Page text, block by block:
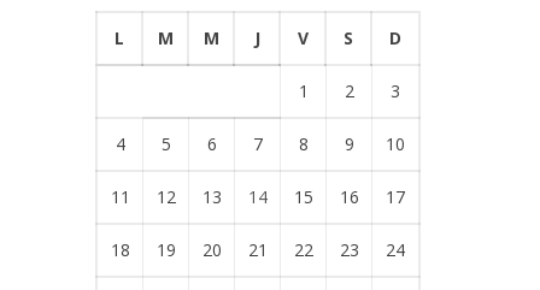
L M M J V S D
1 2 3
4 5 6 7 8 9 10
11 12 13 14 15 16 17
18 19 20 21 22 23 24